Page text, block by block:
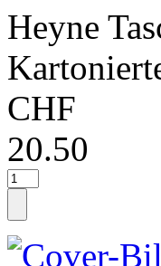
Heyne
CHF
20.50